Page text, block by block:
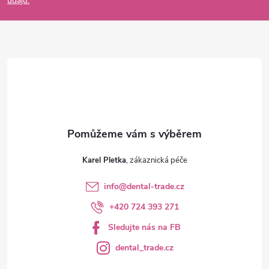
a
Karel Pletka
info@dental-trade.cz
+420 724 393 271
Sledujte nás na FB
dental_trade.cz